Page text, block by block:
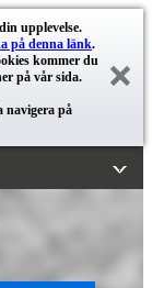
upplevelse.
på denna länk.
kommer du
på vår sida.
navigera på